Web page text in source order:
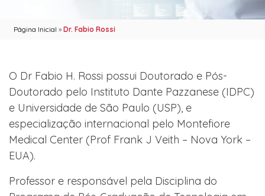
Página Inicial » Dr. Fabio Rossi
O Dr Fabio H. Rossi possui Doutorado e Pós-
Doutorado pelo Instituto Dante Pazzanese (IDPC)
e Universidade de São Paulo (USP), e
especialização internacional pelo Montefiore
Medical Center (Prof Frank J Veith – Nova York –
EUA).
Professor e responsável pela Disciplina do